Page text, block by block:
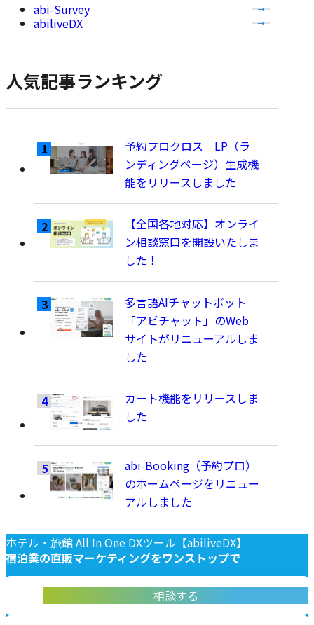
示
abi-Survey
abiliveDX
人気記事ランキング
予約プロクロス LP（ラ
ンディングページ）生成機
能をリリースしました
【全国各地対応】オンライ
ン相談窓口を開設いたしま
した！
多言語AIチャットボット
「アビチャット」のWeb
サイトがリニューアルしま
した
カート機能をリリースしま
した
abi-Booking（予約プロ）
のホームページをリニュー
アルしました
ホテル・旅館 All In One DXツール【abiliveDX】
宿泊業の直販マーケティングをワンストップで
お問い合わせ
abiliveDX導入に関する不明点をお答えします
相談する